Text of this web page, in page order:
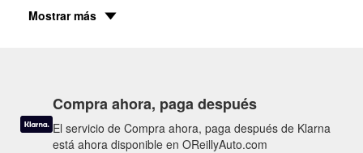
Mostrar más
Compra ahora, paga después
El servicio de Compra ahora, paga después de Klarna
está ahora disponible en OReillyAuto.com